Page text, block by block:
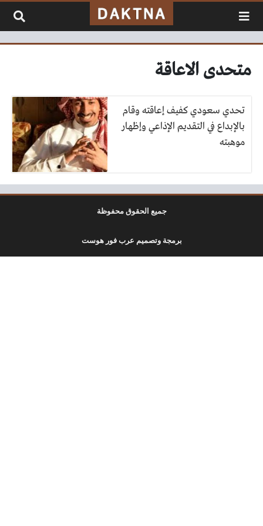
متحدى الاعاقة
تحدي سعودي كفيف إعاقته وقام
بالإبداع في التقديم الإذاعي وإظهار
موهبته
جميع الحقوق محفوظة
برمجة وتصميم عرب فور هوست